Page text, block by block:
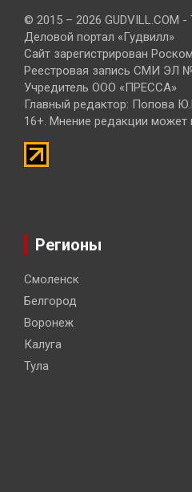
© 2015 – 2026 GUDVILL.COM
Деловой портал «Гудвилл»
Сайт зарегистрирован
Реестровая запись СМИ ЭЛ
Учредитель ООО «ПРЕССА»
Главный редактор: Попова
16+. Мнение редакции может
Регионы
Смоленск
Белгород
Воронеж
Калуга
Тула